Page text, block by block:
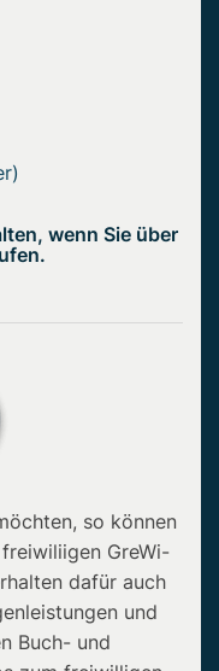
wenn Sie über
so können
GreWi-
dafür auch
und
Buch- und